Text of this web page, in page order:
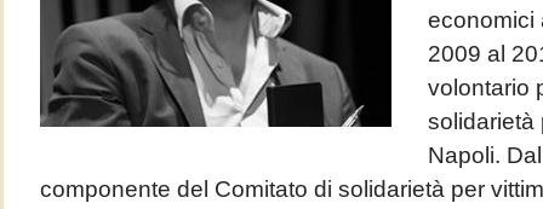
economici
2009 al
volontario
solidarietà
Napoli.
componente del Comitato di solidarietà per